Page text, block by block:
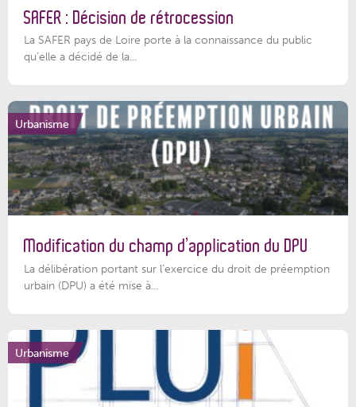
SAFER : Décision de rétrocession
La SAFER pays de Loire porte à la connaissance du public
qu’elle a décidé de la...
Urbanisme
Modification du champ d’application du DPU
La délibération portant sur l’exercice du droit de préemption
urbain (DPU) a été mise à...
Urbanisme